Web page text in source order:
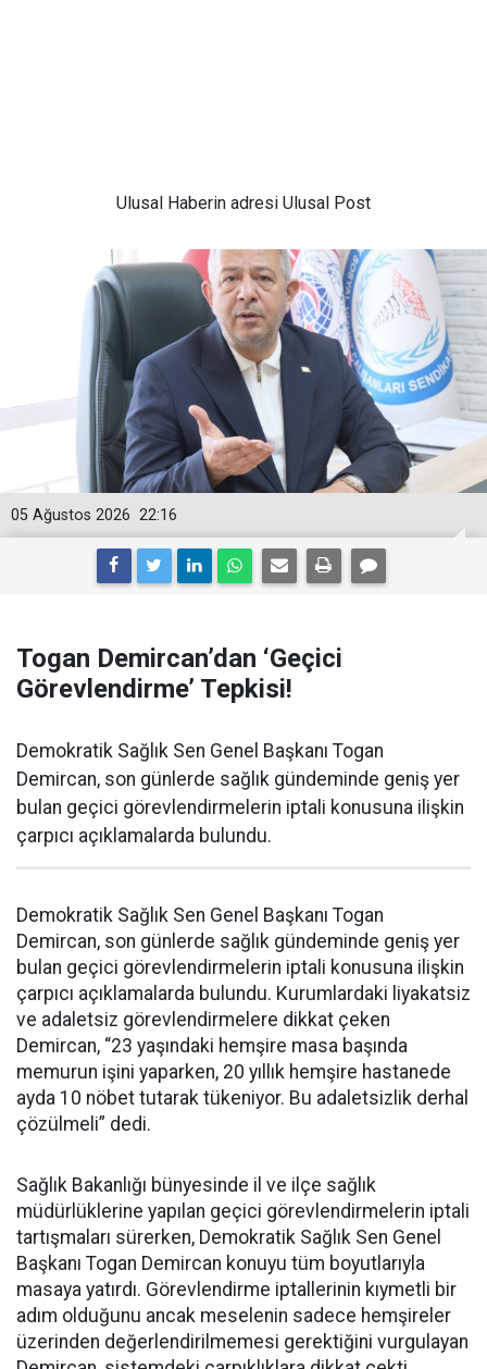
Ulusal Haberin adresi Ulusal Post
22:16
05 Ağustos 2026
Togan Demircan’dan ‘Geçici
Görevlendirme’ Tepkisi!
Demokratik Sağlık Sen Genel Başkanı Togan
Demircan, son günlerde sağlık gündeminde geniş yer
bulan geçici görevlendirmelerin iptali konusuna ilişkin
çarpıcı açıklamalarda bulundu.
Demokratik Sağlık Sen Genel Başkanı Togan
Demircan, son günlerde sağlık gündeminde geniş yer
bulan geçici görevlendirmelerin iptali konusuna ilişkin
çarpıcı açıklamalarda bulundu. Kurumlardaki liyakatsiz
ve adaletsiz görevlendirmelere dikkat çeken
Demircan, “23 yaşındaki hemşire masa başında
memurun işini yaparken, 20 yıllık hemşire hastanede
ayda 10 nöbet tutarak tükeniyor. Bu adaletsizlik derhal
çözülmeli” dedi.
Sağlık Bakanlığı bünyesinde il ve ilçe sağlık
müdürlüklerine yapılan geçici görevlendirmelerin iptali
tartışmaları sürerken, Demokratik Sağlık Sen Genel
Başkanı Togan Demircan konuyu tüm boyutlarıyla
masaya yatırdı. Görevlendirme iptallerinin kıymetli bir
adım olduğunu ancak meselenin sadece hemşireler
üzerinden değerlendirilmemesi gerektiğini vurgulayan